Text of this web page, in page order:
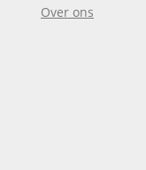
Over ons